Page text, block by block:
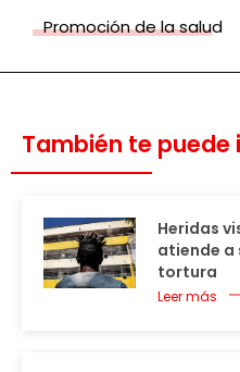
Promoción de la salud
También te puede
Heridas
atiende a
tortura
Leer más